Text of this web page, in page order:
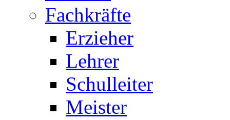
Fachkräfte
Erzieher
Lehrer
Schulleiter
Meister